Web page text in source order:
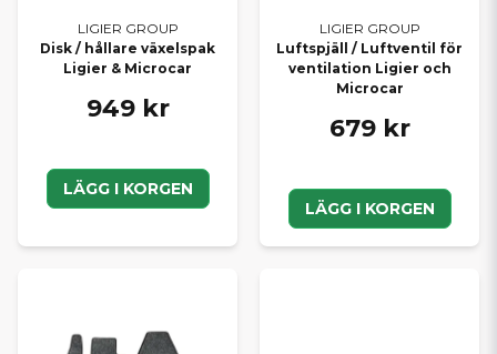
LIGIER GROUP
Disk / hållare växelspak
Ligier & Microcar
949 kr
LÄGG I KORGEN
LIGIER GROUP
Luftspjäll / Luftventil för
ventilation Ligier och
Microcar
679 kr
LÄGG I KORGEN